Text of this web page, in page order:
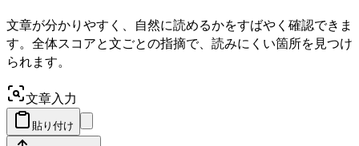
文章が分かりやすく、自然に読めるかをすばやく確認できま
す。全体スコアと文ごとの指摘で、読みにくい箇所を見つけ
られます。
文章入力
貼り付け